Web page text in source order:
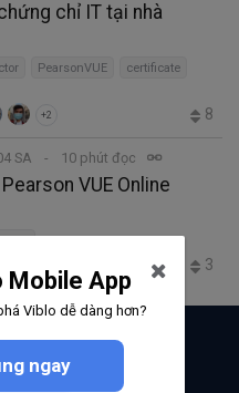
chỉ IT tại nhà
PearsonVUE
certificate
+2 8
SA 10 phút đọc
VUE Online
3
Mobile App
Viblo dễ dàng hơn?
ngay